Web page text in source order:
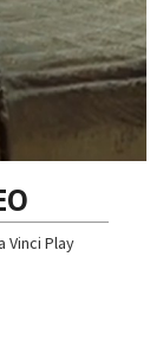
Vinci Play